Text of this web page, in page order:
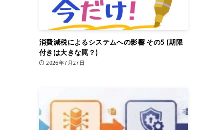
消費減税によるシステムへの影響 その5 (期限
付きは大きな罠？)
2026年7月27日